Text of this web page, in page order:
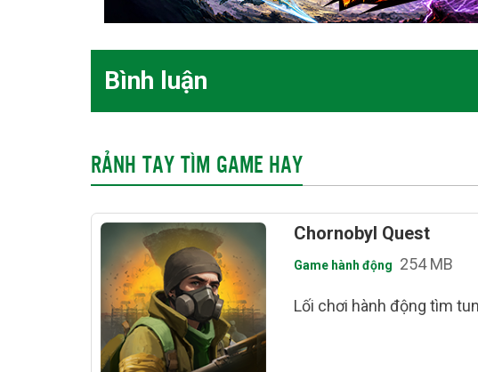
Bình luận
RẢNH TAY TÌM GAME HAY
Chornobyl Quest
Game hành động 254 MB
Lối chơi hành động tìm